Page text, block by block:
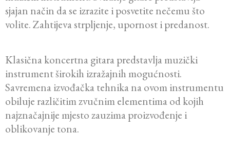
sjajan način da se izrazite i posvetite nečemu što
volite. Zahtijeva strpljenje, upornost i predanost.
Klasična koncertna gitara predstavlja muzički
instrument širokih izražajnih mogućnosti.
Savremena izvođačka tehnika na ovom instrumentu
obiluje različitim zvučnim elementima od kojih
najznačajnije mjesto zauzima proizvođenje i
oblikovanje tona.